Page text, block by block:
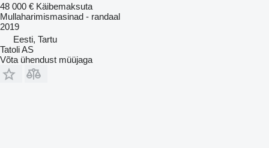
48 000 € Käibemaksuta
Mullaharimismasinad - randaal
2019
Eesti, Tartu
Tatoli AS
Võta ühendust müüjaga